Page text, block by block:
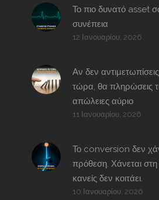
Το πιο δυνατό asset
συνέπεια
12 Ιανουαρίου, 2026
Αν δεν
τώρα, θα πληρώσεις
απώλειες αύριο
11 Ιανουαρίου, 2026
Το conversion δεν
πρόθεση. Χάνεται
κανείς δεν κοιτάει.
10 Ιανουαρίου, 2026